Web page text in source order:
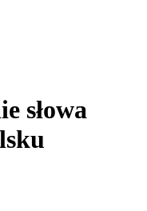
słowa